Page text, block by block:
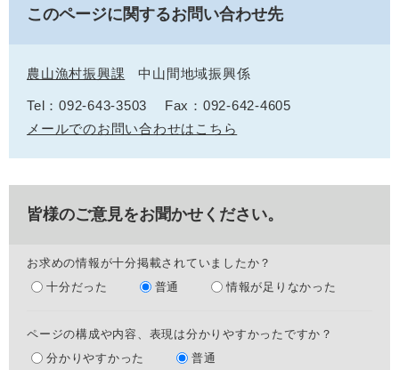
このページに関するお問い合わせ先
農山漁村振興課 中山間地域振興係
Tel：092-643-3503
Fax：092-642-4605
メールでのお問い合わせはこちら
皆様のご意見をお聞かせください。
お求めの情報が十分掲載されていましたか？
十分だった
普通 情報が足りなかった
ページの構成や内容、表現は分かりやすかったですか？
分かりやすかった
普通